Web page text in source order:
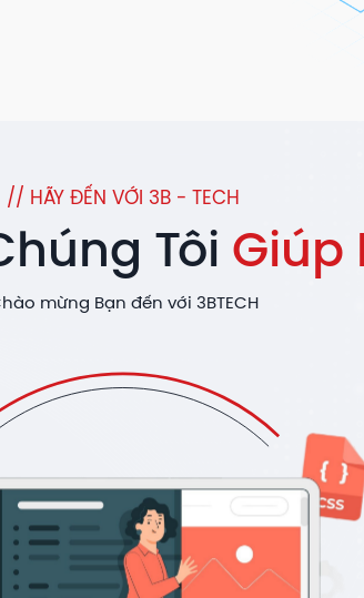
// HÃY ĐẾN VỚI 3B - TECH
Tôi Giúp
mừng Bạn đến với 3BTECH